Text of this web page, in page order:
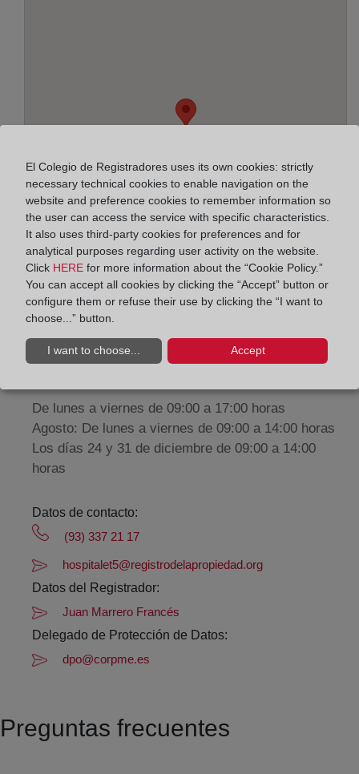
Address:
Ramblas Justo Oliveras, 66 - pl. baja y entresuelo,
8901
De lunes a viernes de 09:00 a 17:00 horas
Agosto: De lunes a viernes de 09:00 a 14:00 horas
Los días 24 y 31 de diciembre de 09:00 a 14:00
horas
Datos de contacto:
(93) 337 21 17
hospitalet5@registrodelapropiedad.org
Datos del Registrador:
Juan Marrero Francés
Delegado de Protección de Datos:
dpo@corpme.es
Preguntas frecuentes
El Colegio de Registradores uses its own cookies: strictly
necessary technical cookies to enable navigation on the
website and preference cookies to remember information so
the user can access the service with specific characteristics.
It also uses third-party cookies for preferences and for
analytical purposes regarding user activity on the website.
Click HERE for more information about the “Cookie Policy.”
You can accept all cookies by clicking the “Accept” button or
configure them or refuse their use by clicking the “I want to
choose...” button.
I want to choose... Accept